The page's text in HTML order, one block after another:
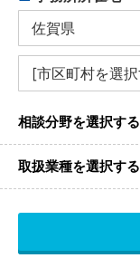
相談分野を選択する
取扱業種を選択する